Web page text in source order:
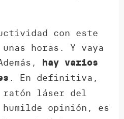
con este
horas. Y vaya
hay varios
. En definitiva,
ratón láser del
humilde opinión, es